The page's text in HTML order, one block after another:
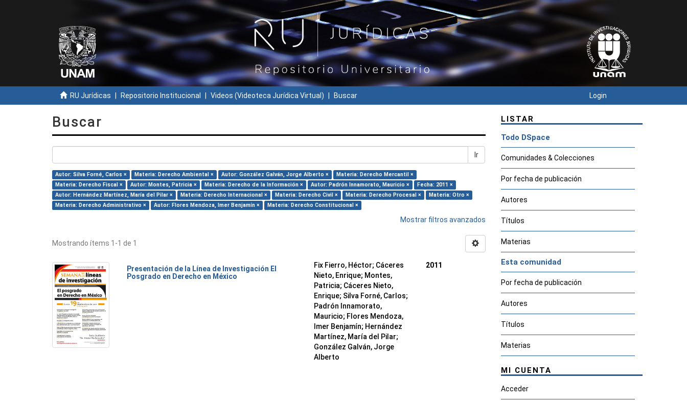
RU Jurídicas Repositorio Institucional Videos (Videoteca Jurídica Virtual) Buscar Login
Buscar
Ir
Autor: Silva Forné, Carlos × Materia: Derecho Ambiental × Autor: González Galván, Jorge Alberto ×
Materia: Derecho Mercantil ×
Materia: Derecho Fiscal ×
Autor: Montes, Patricia × Materia: Derecho de la Información × Autor: Padrón Innamorato, Mauricio ×
Fecha: 2011 ×
Autor: Hernández Martínez, María del Pilar ×
Materia: Derecho Internacional × Materia: Derecho Civil × Materia: Derecho Procesal ×
Materia: Otro ×
Materia: Derecho Administrativo ×
Autor: Flores Mendoza, Imer Benjamín × Materia: Derecho Constitucional ×
Mostrar filtros avanzados
Mostrando ítems 1-1 de 1
Presentación de la Línea de Investigación El
Posgrado en Derecho en México
Fix Fierro, Héctor; Cáceres
Nieto, Enrique; Montes,
Patricia; Cáceres Nieto,
Enrique; Silva Forné, Carlos;
Padrón Innamorato,
Mauricio; Flores Mendoza,
Imer Benjamín; Hernández
Martínez, María del Pilar;
González Galván, Jorge
Alberto
2011
LISTAR
Todo DSpace
Comunidades & Colecciones
Por fecha de publicación
Autores
Títulos
Materias
Esta comunidad
Por fecha de publicación
Autores
Títulos
Materias
MI CUENTA
Acceder